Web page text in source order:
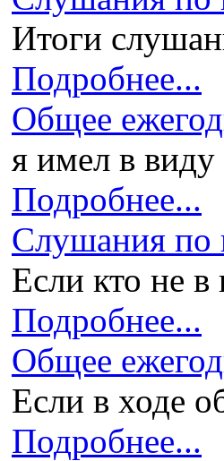
Итоги
Подробнее...
Общее
я имел в
Подробнее...
Слушания по
Если кто не
Подробнее...
Общее
Если в ходе
Подробнее...